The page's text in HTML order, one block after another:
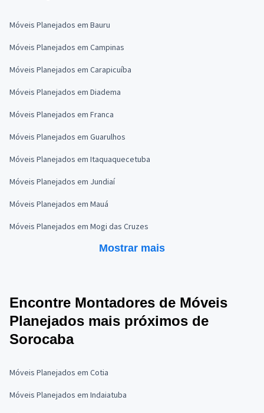
Móveis Planejados em Bauru
Móveis Planejados em Campinas
Móveis Planejados em Carapicuíba
Móveis Planejados em Diadema
Móveis Planejados em Franca
Móveis Planejados em Guarulhos
Móveis Planejados em Itaquaquecetuba
Móveis Planejados em Jundiaí
Móveis Planejados em Mauá
Móveis Planejados em Mogi das Cruzes
Mostrar mais
Encontre Montadores de Móveis
Planejados mais próximos de
Sorocaba
Móveis Planejados em Cotia
Móveis Planejados em Indaiatuba